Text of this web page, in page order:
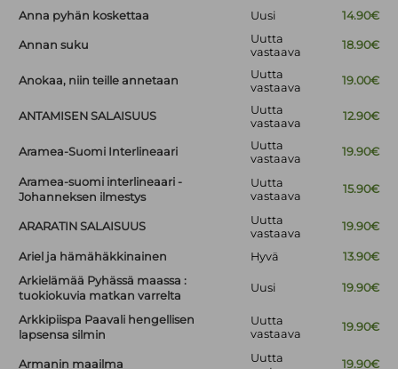
Anna pyhän koskettaa
Uusi 14.90€
Annan suku
Uutta
vastaava
18.90€
Anokaa, niin teille annetaan
Uutta
vastaava
19.00€
ANTAMISEN SALAISUUS
Uutta
vastaava
12.90€
Aramea-Suomi Interlineaari
Uutta
vastaava
19.90€
Aramea-suomi interlineaari -
Johanneksen ilmestys
Uutta
vastaava
15.90€
ARARATIN SALAISUUS
Uutta
vastaava
19.90€
Ariel ja hämähäkkinainen Hyvä
13.90€
Arkielämää Pyhässä maassa :
tuokiokuvia matkan varrelta
Uusi 19.90€
Arkkipiispa Paavali hengellisen
lapsensa silmin
Uutta
vastaava
19.90€
Armanin maailma
Uutta
19.90€